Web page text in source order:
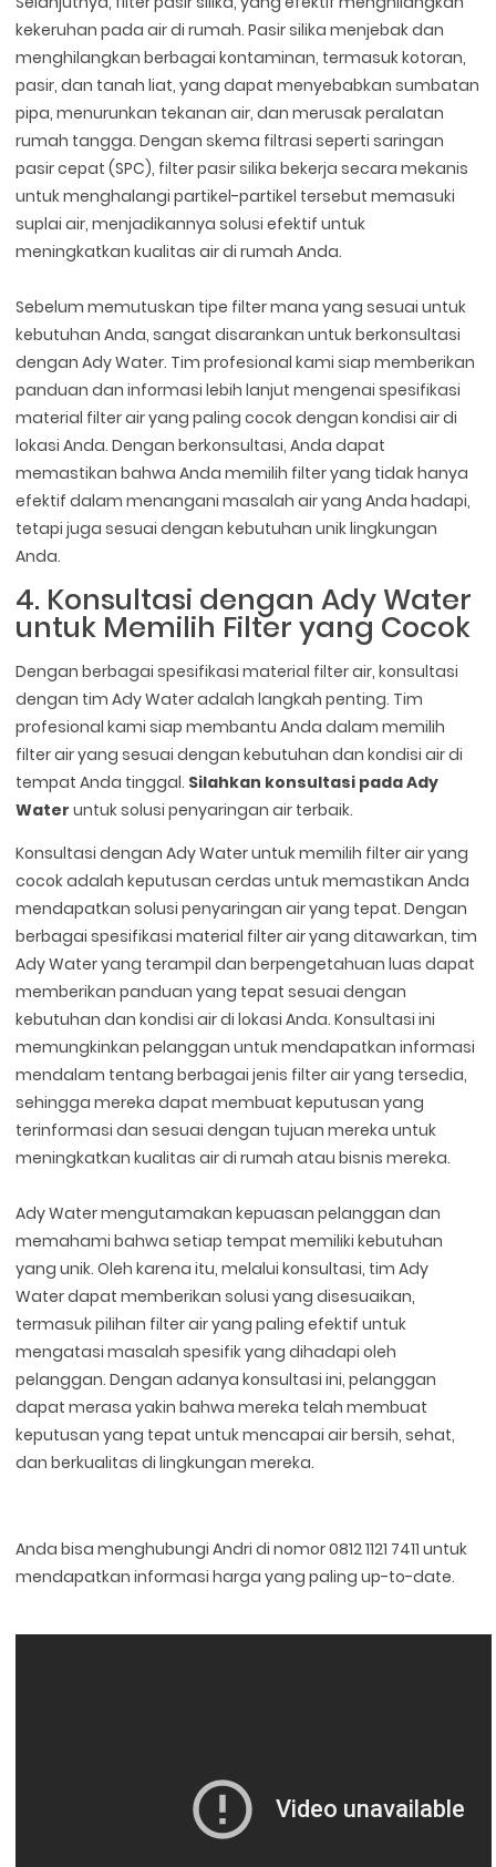
kekeruhan pada air di rumah. Pasir silika menjebak dan
menghilangkan berbagai kontaminan, termasuk kotoran,
pasir, dan tanah liat, yang dapat menyebabkan sumbatan
pipa, menurunkan tekanan air, dan merusak peralatan
rumah tangga. Dengan skema filtrasi seperti saringan
pasir cepat (SPC), filter pasir silika bekerja secara mekanis
untuk menghalangi partikel-partikel tersebut memasuki
suplai air, menjadikannya solusi efektif untuk
meningkatkan kualitas air di rumah Anda.
Sebelum memutuskan tipe filter mana yang sesuai untuk
kebutuhan Anda, sangat disarankan untuk berkonsultasi
dengan Ady Water. Tim profesional kami siap memberikan
panduan dan informasi lebih lanjut mengenai spesifikasi
material filter air yang paling cocok dengan kondisi air di
lokasi Anda. Dengan berkonsultasi, Anda dapat
memastikan bahwa Anda memilih filter yang tidak hanya
efektif dalam menangani masalah air yang Anda hadapi,
tetapi juga sesuai dengan kebutuhan unik lingkungan
Anda.
4. Konsultasi dengan Ady Water
untuk Memilih Filter yang Cocok
Dengan berbagai spesifikasi material filter air, konsultasi
dengan tim Ady Water adalah langkah penting. Tim
profesional kami siap membantu Anda dalam memilih
filter air yang sesuai dengan kebutuhan dan kondisi air di
tempat Anda tinggal. Silahkan konsultasi pada Ady
Water untuk solusi penyaringan air terbaik.
Konsultasi dengan Ady Water untuk memilih filter air yang
cocok adalah keputusan cerdas untuk memastikan Anda
mendapatkan solusi penyaringan air yang tepat. Dengan
berbagai spesifikasi material filter air yang ditawarkan, tim
Ady Water yang terampil dan berpengetahuan luas dapat
memberikan panduan yang tepat sesuai dengan
kebutuhan dan kondisi air di lokasi Anda. Konsultasi ini
memungkinkan pelanggan untuk mendapatkan informasi
mendalam tentang berbagai jenis filter air yang tersedia,
sehingga mereka dapat membuat keputusan yang
terinformasi dan sesuai dengan tujuan mereka untuk
meningkatkan kualitas air di rumah atau bisnis mereka.
Ady Water mengutamakan kepuasan pelanggan dan
memahami bahwa setiap tempat memiliki kebutuhan
yang unik. Oleh karena itu, melalui konsultasi, tim Ady
Water dapat memberikan solusi yang disesuaikan,
termasuk pilihan filter air yang paling efektif untuk
mengatasi masalah spesifik yang dihadapi oleh
pelanggan. Dengan adanya konsultasi ini, pelanggan
dapat merasa yakin bahwa mereka telah membuat
keputusan yang tepat untuk mencapai air bersih, sehat,
dan berkualitas di lingkungan mereka.
Anda bisa menghubungi Andri di nomor 0812 1121 7411 untuk
mendapatkan informasi harga yang paling up-to-date.